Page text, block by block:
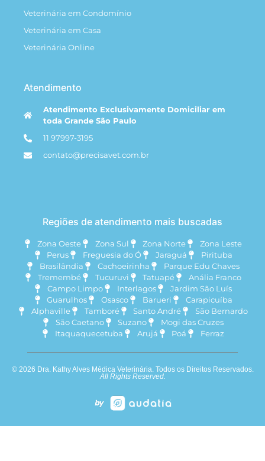
Veterinária em Condomínio
Veterinária em Casa
Veterinária Online
Atendimento
Atendimento Exclusivamente Domiciliar em
toda Grande São Paulo
11 97997-3195
contato@precisavet.com.br
Regiões de atendimento mais buscadas
Zona Oeste Zona Sul Zona Norte
Zona Leste
Perus
Freguesia do Ó Jaraguá
Pirituba
Brasilândia
Cachoeirinha
Parque Edu Chaves
Tremembé
Tucuruvi Tatuapé
Anália Franco
Campo Limpo
Interlagos
Jardim São Luís
Guarulhos
Osasco Barueri
Carapicuíba
Alphaville
Tamboré Santo André
São Bernardo
São Caetano
Suzano
Mogi das Cruzes
Itaquaquecetuba
Arujá Poá Ferraz
© 2026 Dra. Kathy Alves Médica Veterinária. Todos os Direitos Reservados.
All Rights Reserved.